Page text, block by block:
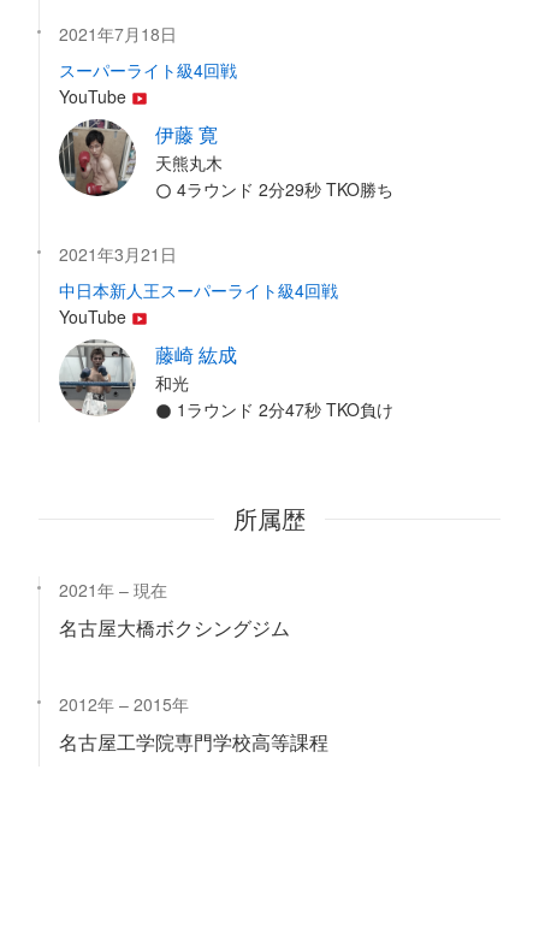
2021年7月18日
スーパーライト級4回戦
YouTube
伊藤 寛
天熊丸木
4ラウンド 2分29秒 TKO勝ち
2021年3月21日
中日本新人王スーパーライト級4回戦
YouTube
藤崎 紘成
和光
1ラウンド 2分47秒 TKO負け
所属歴
2021年 現在
名古屋大橋ボクシングジム
2012年 2015年
名古屋工学院専門学校高等課程